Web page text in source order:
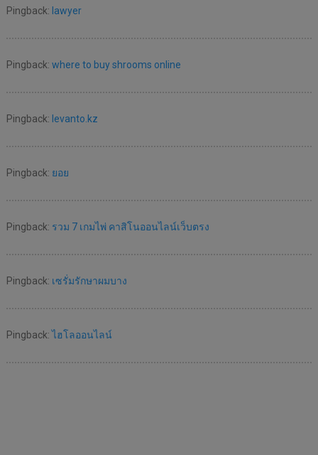
Pingback: lawyer
Pingback: where to buy shrooms online
Pingback: levanto.kz
Pingback: ยอย
Pingback: รวม 7 เกมไพ่ คาสิโนออนไลน์เว็บตรง
Pingback: เซรั่มรักษาผมบาง
Pingback:ไฮโลออนไลน์